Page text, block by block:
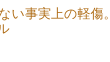
い事実上の軽傷。